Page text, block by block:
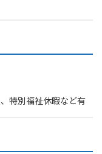
特別福祉休暇など有